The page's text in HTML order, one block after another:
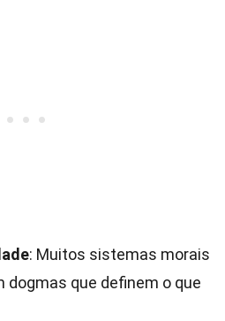
: Muitos sistemas morais
dogmas que definem o que